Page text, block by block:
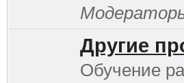
Другие
Обучение